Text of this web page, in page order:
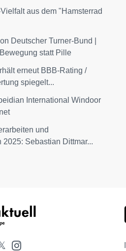
aus dem "Hamsterrad
Deutscher Turner-Bund |
statt Pille
erneut BBB-Rating /
spiegelt...
International Windoor
und
2025: Sebastian Dittmar...